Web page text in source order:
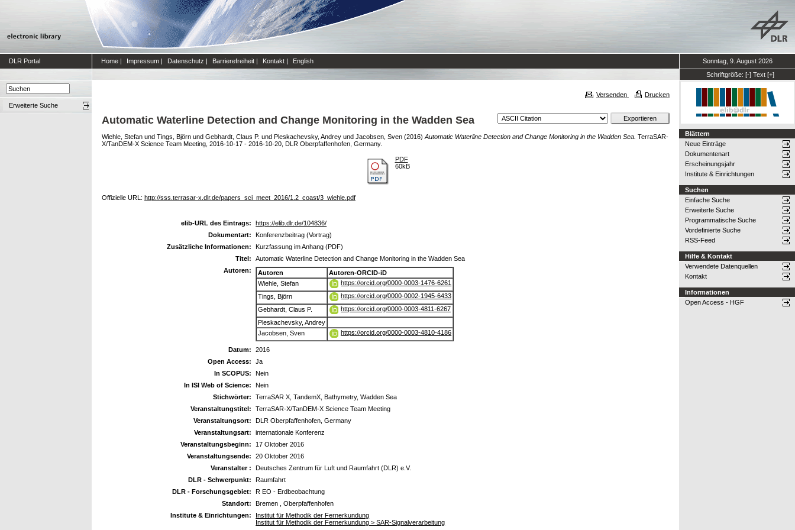
DLR Portal Home | Impressum | Datenschutz | Barrierefreiheit | Kontakt | English
Sonntag, 9. August 2026
Schriftgröße: [-] Text [+]
Erweiterte Suche
Versenden Drucken
Automatic Waterline Detection and Change Monitoring in the Wadden Sea
Wiehle, Stefan und Tings, Björn und Gebhardt, Claus P. und Pleskachevsky, Andrey und Jacobsen, Sven (2016) Automatic Waterline Detection and Change Monitoring in the Wadden Sea. TerraSAR-
X/TanDEM-X Science Team Meeting, 2016-10-17 - 2016-10-20, DLR Oberpfaffenhofen, Germany.
PDF
60kB
Offizielle URL: http://sss.terrasar-x.dlr.de/papers_sci_meet_2016/1.2_coast/3_wiehle.pdf
elib-URL des Eintrags:
https://elib.dlr.de/104836/
Dokumentart:
Konferenzbeitrag (Vortrag)
Zusätzliche Informationen:
Kurzfassung im Anhang (PDF)
Titel:
Automatic Waterline Detection and Change Monitoring in the Wadden Sea
Autoren:
Autoren
Autoren-ORCID-iD
Wiehle, Stefan
https://orcid.org/0000-0003-1476-6261
Tings, Björn
https://orcid.org/0000-0002-1945-6433
Gebhardt, Claus P.
https://orcid.org/0000-0003-4811-6267
Pleskachevsky, Andrey
Jacobsen, Sven
https://orcid.org/0000-0003-4810-4186
Datum:
2016
Open Access:
Ja
In SCOPUS:
Nein
In ISI Web of Science:
Nein
Stichwörter:
TerraSAR X, TandemX, Bathymetry, Wadden Sea
Veranstaltungstitel:
TerraSAR-X/TanDEM-X Science Team Meeting
Veranstaltungsort:
DLR Oberpfaffenhofen, Germany
Veranstaltungsart:
internationale Konferenz
Veranstaltungsbeginn:
17 Oktober 2016
Veranstaltungsende:
20 Oktober 2016
Veranstalter :
Deutsches Zentrum für Luft und Raumfahrt (DLR) e.V.
DLR - Schwerpunkt:
Raumfahrt
DLR - Forschungsgebiet:
R EO - Erdbeobachtung
Standort:
Bremen , Oberpfaffenhofen
Institute & Einrichtungen:
Institut für Methodik der Fernerkundung
Institut für Methodik der Fernerkundung > SAR-Signalverarbeitung
Blättern
Neue Einträge
Dokumentenart
Erscheinungsjahr
Institute & Einrichtungen
Suchen
Einfache Suche
Erweiterte Suche
Programmatische Suche
Vordefinierte Suche
RSS-Feed
Hilfe & Kontakt
Verwendete Datenquellen
Kontakt
Informationen
Open Access - HGF